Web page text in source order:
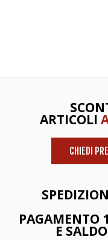
ARTICOLI
CHIEDI
PAGAMENTO
E